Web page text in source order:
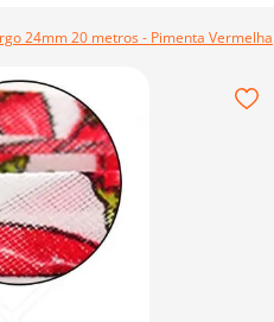
24mm 20 metros - Pimenta Vermelha